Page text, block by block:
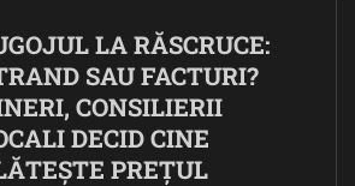
LA RĂSCRUCE:
SAU FACTURI?
CONSILIERII
DECID CINE
PREȚUL